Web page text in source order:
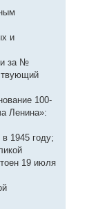
и
за №
100-
Ленина»:
1945 году;
19 июля